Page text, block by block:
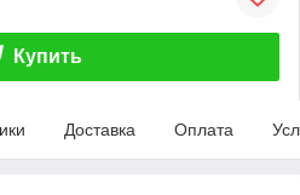
Купить
Доставка Оплата